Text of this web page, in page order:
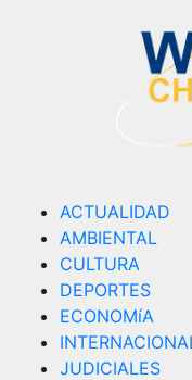
ACTUALIDAD
AMBIENTAL
CULTURA
DEPORTES
ECONOMíA
JUDICIALES